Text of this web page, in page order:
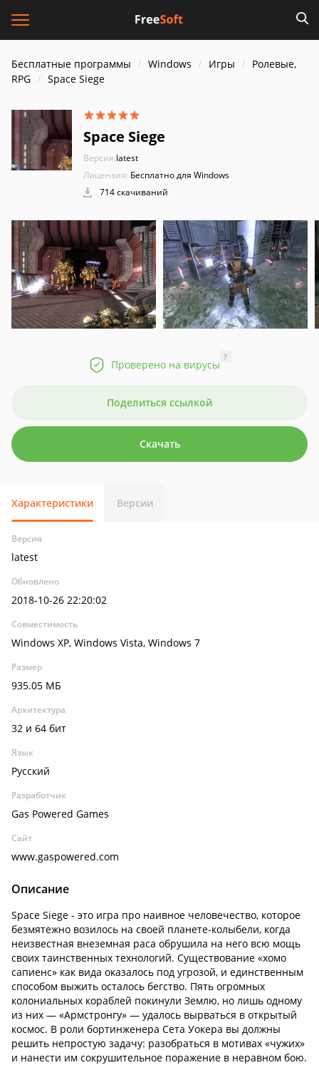
Бесплатные программы Windows Игры
Ролевые,
RPG
Space Siege
Space Siege
Версия:latest
Лицензия: Бесплатно для Windows
714 скачиваний
Проверено на вирусы
?
Поделиться ссылкой
Скачать
Характеристики Версии
Версия
latest
Обновлено
2018-10-26 22:20:02
Совместимость
Windows XP, Windows Vista, Windows 7
Размер
935.05 МБ
Архитектура
32 и 64 бит
Язык
Русский
Разработчик
Gas Powered Games
Сайт
www.gaspowered.com
Описание
Space Siege - это игра про наивное человечество, которое
безмятежно возилось на своей планете-колыбели, когда
неизвестная внеземная раса обрушила на него всю мощь
своих таинственных технологий. Существование «хомо
сапиенс» как вида оказалось под угрозой, и единственным
способом выжить осталось бегство. Пять огромных
колониальных кораблей покинули Землю, но лишь одному
из них — «Армстронгу» — удалось вырваться в открытый
космос. В роли бортинженера Сета Уокера вы должны
решить непростую задачу: разобраться в мотивах «чужих»
и нанести им сокрушительное поражение в неравном бою.